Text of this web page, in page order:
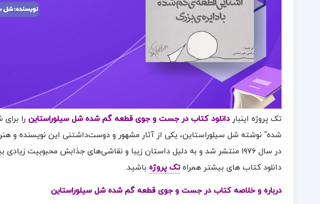
تک پروژه اینبار دانلود کتاب در جست و جوی قطعه گم شده شل سیلوراستاین را
شده” نوشته شل سیلوراستاین، یکی از آثار مشهور و دوست‌داشتنی این نویسنده و
در سال ۱۹۷۶ منتشر شد و به دلیل داستان زیبا و نقاشی‌های جذابش محبوبیت
دانلود کتاب های بیشتر همراهتک پروژه باشید.
درباره و خلاصه کتاب در جست و جوی قطعه گم شده شل سیلوراستاین